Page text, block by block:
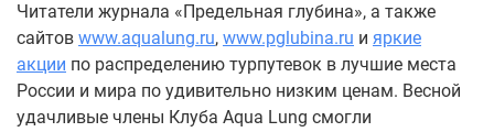
Читатели журнала «Предельная глубина», а также
сайтов www.aqualung.ru, www.pglubina.ru и яркие
акции по распределению турпутевок в лучшие места
России и мира по удивительно низким ценам. Весной
удачливые члены Клуба Aqua Lung смогли